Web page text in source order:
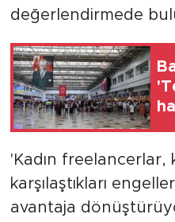
değerlendirmede
'Kadın
karşılaştıkları
avantaja